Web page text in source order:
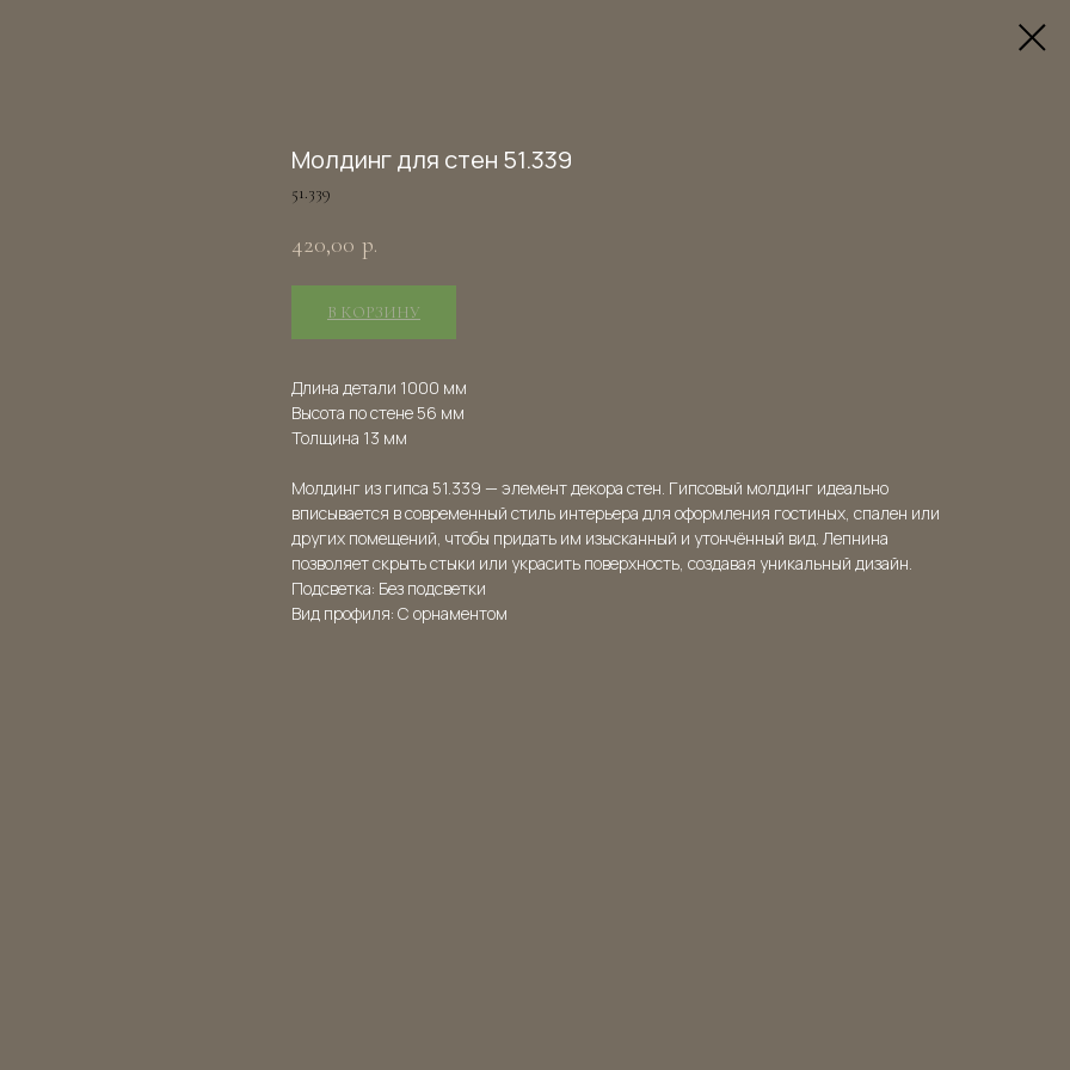
Молдинг для стен 51.339
51.339
420,00 р.
В КОРЗИНУ
Длина детали 1000 мм
Высота по стене 56 мм
Толщина 13 мм
Молдинг из гипса 51.339 — элемент декора стен. Гипсовый молдинг идеально
вписывается в современный стиль интерьера для оформления гостиных, спален или
других помещений, чтобы придать им изысканный и утончённый вид. Лепнина
позволяет скрыть стыки или украсить поверхность, создавая уникальный дизайн.
Подсветка: Без подсветки
Вид профиля: С орнаментом